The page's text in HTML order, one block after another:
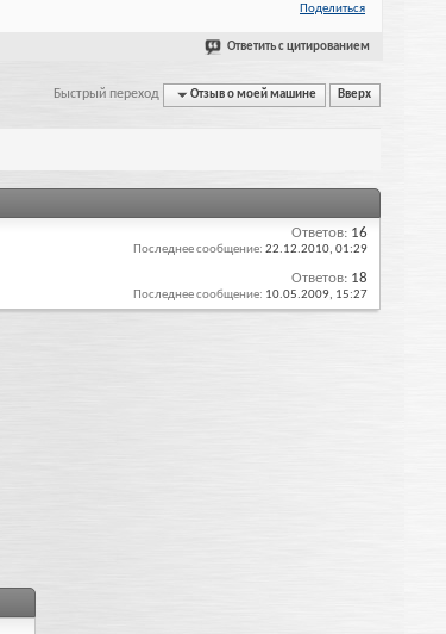
Поделиться
Ответить с цитированием
Быстрый переход Отзыв о моей машине Вверх
Ответов: 16
Последнее сообщение: 22.12.2010, 01:29
Ответов: 18
Последнее сообщение: 10.05.2009, 15:27